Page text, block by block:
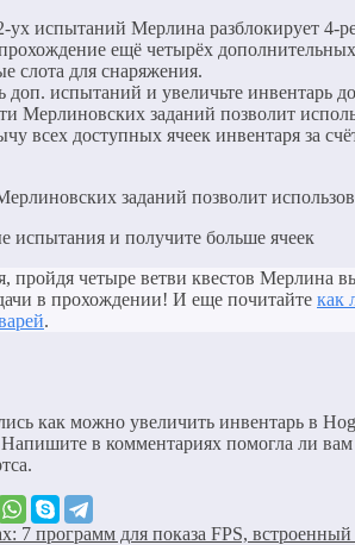
испытаний Мерлина разблокирует 4-
ещё четырёх
слота для снаряжения.
доп. испытаний и увеличьте инвентарь
Мерлиновских заданий позволит
всех доступных ячеек инвентаря за
испытания и получите больше ячеек
пройдя четыре ветви квестов Мерлина
в прохождении! И еще почитайте как
.
как можно увеличить инвентарь в
в комментариях помогла ли
7 программ для показа FPS, встроенный